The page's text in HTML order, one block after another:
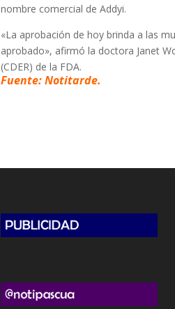
nombre comercial de Addyi.
«La aprobación de hoy brinda a las
aprobado», afirmó la doctora Janet
(CDER) de la FDA.
Fuente: Notitarde.